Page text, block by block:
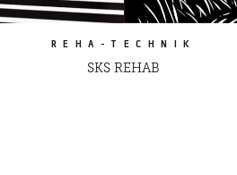
REHA-TECHNIK
SKS REHAB